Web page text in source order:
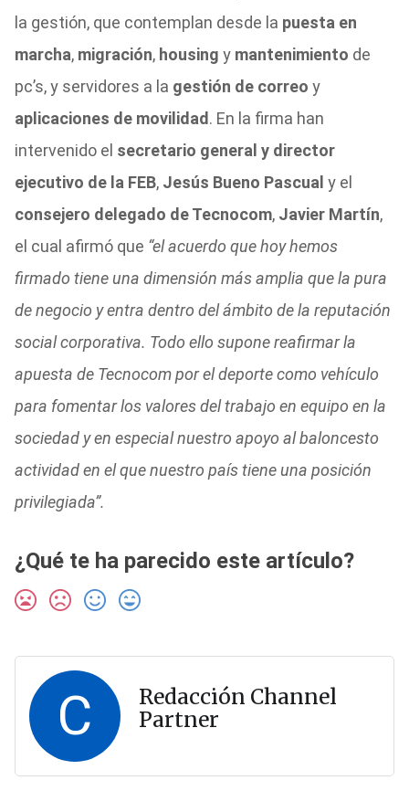
la gestión, que contemplan desde la puesta en
marcha, migración, housing y mantenimiento de
pc’s, y servidores a la gestión de correo y
aplicaciones de movilidad . En la firma han
intervenido el secretario general y director
ejecutivo de la FEB, Jesús Bueno Pascual y el
consejero delegado de Tecnocom, Javier Martín,
el cual afirmó que “el acuerdo que hoy hemos
firmado tiene una dimensión más amplia que la pura
de negocio y entra dentro del ámbito de la reputación
social corporativa. Todo ello supone reafirmar la
apuesta de Tecnocom por el deporte como vehículo
para fomentar los valores del trabajo en equipo en la
sociedad y en especial nuestro apoyo al baloncesto
actividad en el que nuestro país tiene una posición
privilegiada”.
¿Qué te ha parecido este artículo?
C
Redacción Channel
Partner